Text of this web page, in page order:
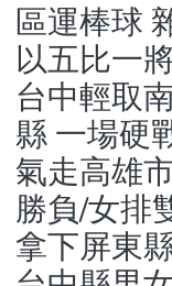
Statistics
區運棒球
以五比一
台中輕取
縣 一場硬
氣走高雄
勝負/女排
拿下屏東